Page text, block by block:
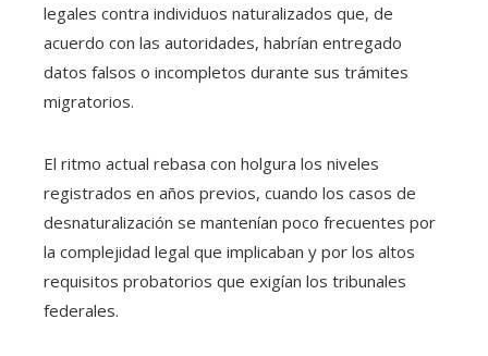
legales contra individuos naturalizados que, de
acuerdo con las autoridades, habrían entregado
datos falsos o incompletos durante sus trámites
migratorios.
El ritmo actual rebasa con holgura los niveles
registrados en años previos, cuando los casos de
desnaturalización se mantenían poco frecuentes por
la complejidad legal que implicaban y por los altos
requisitos probatorios que exigían los tribunales
federales.